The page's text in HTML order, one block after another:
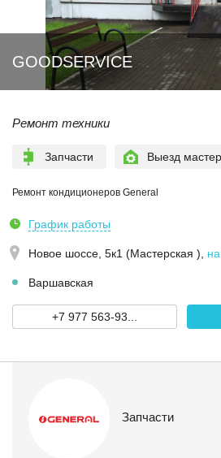
GOODSERVICE
Ремонт техники
Запчасти Выезд
Ремонт кондиционеров General
График работы
Новое шоссе, 5к1 (Мастерская )
Варшавская
+7 977 563-93...
Запчасти